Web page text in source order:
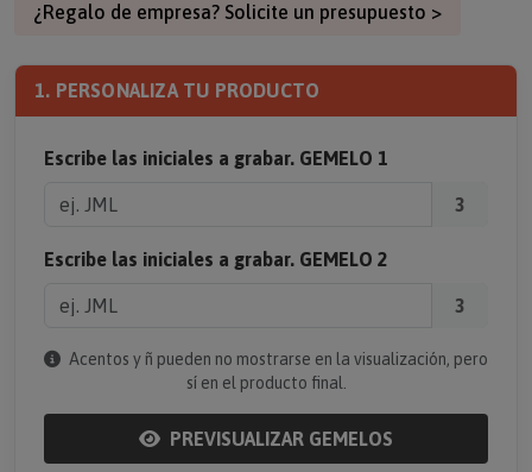
¿Regalo de empresa? Solicite un presupuesto >
1. PERSONALIZA TU PRODUCTO
Escribe las iniciales a grabar. GEMELO 1
3
Escribe las iniciales a grabar. GEMELO 2
3
Acentos y ñ pueden no mostrarse en la visualización, pero
sí en el producto final.
PREVISUALIZAR GEMELOS